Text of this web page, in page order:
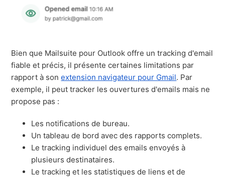
Bien que Mailsuite pour Outlook offre un tracking d'email
fiable et précis, il présente certaines limitations par
rapport à sonextension navigateur pour Gmail. Par
exemple, il peut tracker les ouvertures d'emails mais ne
propose pas :
Les notifications de bureau.
Un tableau de bord avec des rapports complets.
Le tracking individuel des emails envoyés à
plusieurs destinataires.
Le tracking et les statistiques de liens et de